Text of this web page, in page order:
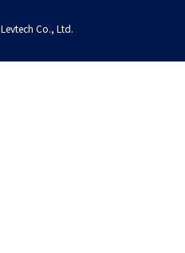
Levtech Co., Ltd.